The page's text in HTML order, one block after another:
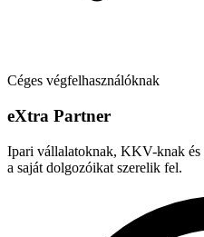
Céges végfelhasználóknak
eXtra Partner
Ipari vállalatoknak, KKV-knak
a saját dolgozóikat szerelik fel.